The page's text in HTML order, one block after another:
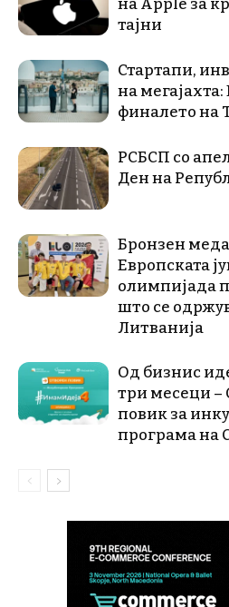
на Apple за
тајни
Стартапи,
на
финалето на
РСБСП со
Ден на
Бронзен
Европската
олимпијада
што се
Литванија
Од бизнис
три месеци –
повик за
програма на